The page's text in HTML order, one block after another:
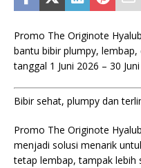
Promo The Originote
bantu bibir plumpy,
tanggal 1 Juni 2026 – 30
Bibir sehat, plumpy dan
Promo The Originote
menjadi solusi menarik
tetap lembap, tampak lebih